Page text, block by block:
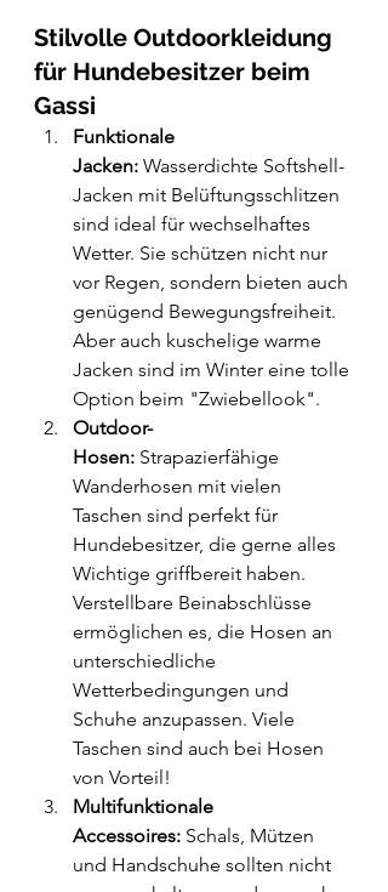
Stilvolle Outdoorkleidung
für Hundebesitzer beim
Gassi
Funktionale
Jacken: Wasserdichte Softshell-
Jacken mit Belüftungsschlitzen
sind ideal für wechselhaftes
Wetter. Sie schützen nicht nur
vor Regen, sondern bieten auch
genügend Bewegungsfreiheit.
Aber auch kuschelige warme
Jacken sind im Winter eine tolle
Option beim "Zwiebellook".
Outdoor-
Hosen: Strapazierfähige
Wanderhosen mit vielen
Taschen sind perfekt für
Hundebesitzer, die gerne alles
Wichtige griffbereit haben.
Verstellbare Beinabschlüsse
ermöglichen es, die Hosen an
unterschiedliche
Wetterbedingungen und
Schuhe anzupassen. Viele
Taschen sind auch bei Hosen
von Vorteil!
Multifunktionale
Accessoires: Schals, Mützen
und Handschuhe sollten nicht